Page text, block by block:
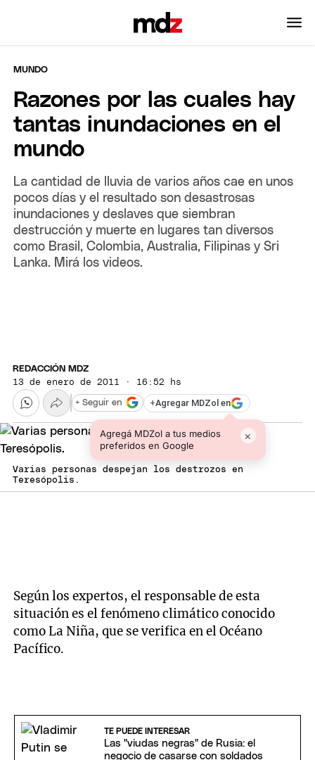
MUNDO
Razones por las cuales hay
tantas inundaciones en el
mundo
La cantidad de lluvia de varios años cae en unos
pocos días y el resultado son desastrosas
inundaciones y deslaves que siembran
destrucción y muerte en lugares tan diversos
como Brasil, Colombia, Australia, Filipinas y Sri
Lanka. Mirá los videos.
REDACCIÓN MDZ
13 de enero de 2011 · 16:52 hs
+Agregar MDZol en
Agregá MDZol a tus medios
preferidos en Google
×
+ Seguir en
Varias personas despejan los destrozos en
Teresópolis.
Según los expertos, el responsable de esta
situación es el fenómeno climático conocido
como La Niña, que se verifica en el Océano
Pacífico.
TE PUEDE INTERESAR
Las "viudas negras" de Rusia: el
negocio de casarse con soldados